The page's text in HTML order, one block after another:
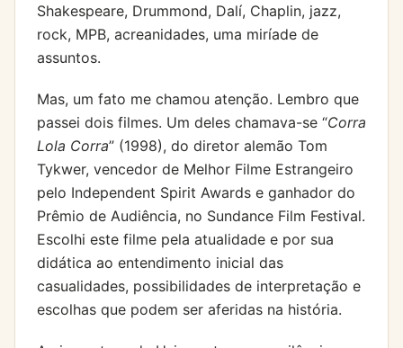
Shakespeare, Drummond, Dalí, Chaplin, jazz,
rock, MPB, acreanidades, uma miríade de
assuntos.
Mas, um fato me chamou atenção. Lembro que
passei dois filmes. Um deles chamava-se “Corra
Lola Corra” (1998), do diretor alemão Tom
Tykwer, vencedor de Melhor Filme Estrangeiro
pelo Independent Spirit Awards e ganhador do
Prêmio de Audiência, no Sundance Film Festival.
Escolhi este filme pela atualidade e por sua
didática ao entendimento inicial das
casualidades, possibilidades de interpretação e
escolhas que podem ser aferidas na história.